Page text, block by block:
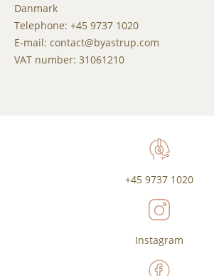
Danmark
Telephone: +45 9737 1020
E-mail: contact@byastrup.com
VAT number: 31061210
+45 9737 1020
Instagram